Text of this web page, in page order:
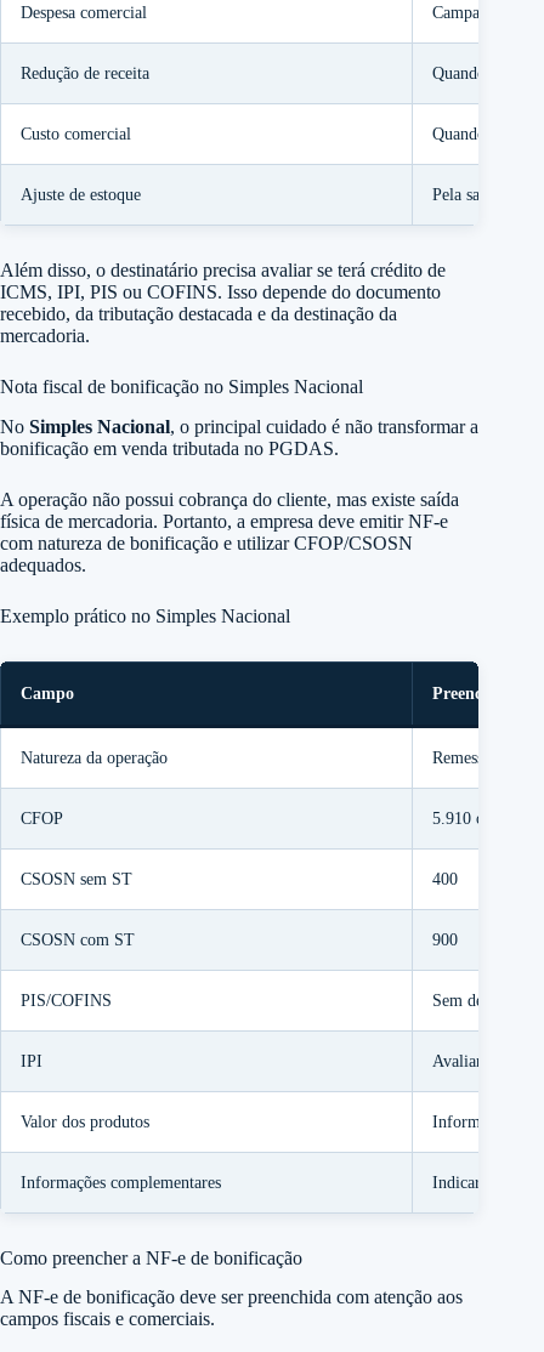
Despesa comercial Campanha,
Redução de receita Quando
Custo comercial Quando faz
Ajuste de estoque Pela saída
Além disso, o destinatário precisa avaliar se terá crédito de
ICMS, IPI, PIS ou COFINS. Isso depende do documento
recebido, da tributação destacada e da destinação da
mercadoria.
Nota fiscal de bonificação no Simples Nacional
No Simples Nacional, o principal cuidado é não transformar a
bonificação em venda tributada no PGDAS.
A operação não possui cobrança do cliente, mas existe saída
física de mercadoria. Portanto, a empresa deve emitir NF-e
com natureza de bonificação e utilizar CFOP/CSOSN
adequados.
Exemplo prático no Simples Nacional
Campo Preenchimento
Natureza da operação Remessa em
CFOP 5.910 ou
CSOSN sem ST 400
CSOSN com ST 900
PIS/COFINS Sem destaque
IPI Avaliar se
Valor dos produtos Informar valor
Informações complementares Indicar que não
Como preencher a NF-e de bonificação
A NF-e de bonificação deve ser preenchida com atenção aos
campos fiscais e comerciais.